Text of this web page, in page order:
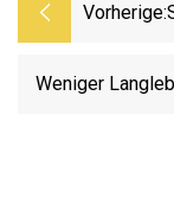
Vorherige:
Weniger